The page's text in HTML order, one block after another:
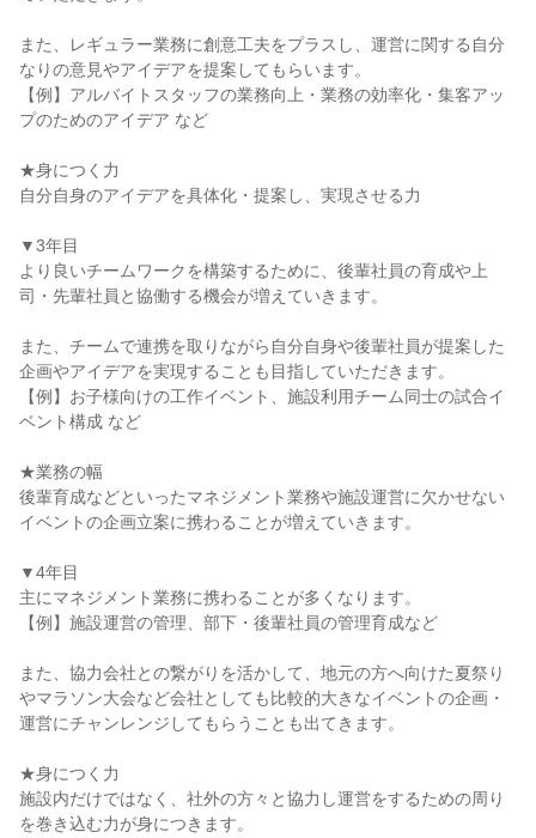
また、レギュラー業務に創意工夫をプラスし、運営に関する自分
なりの意見やアイデアを提案してもらいます。
【例】アルバイトスタッフの業務向上・業務の効率化・集客アッ
プのためのアイデア など
★身につく力
自分自身のアイデアを具体化・提案し、実現させる力
▼3年目
より良いチームワークを構築するために、後輩社員の育成や上
司・先輩社員と協働する機会が増えていきます。
また、チームで連携を取りながら自分自身や後輩社員が提案した
企画やアイデアを実現することも目指していただきます。
【例】お子様向けの工作イベント、施設利用チーム同士の試合イ
ベント構成 など
★業務の幅
後輩育成などといったマネジメント業務や施設運営に欠かせない
イベントの企画立案に携わることが増えていきます。
▼4年目
主にマネジメント業務に携わることが多くなります。
【例】施設運営の管理、部下・後輩社員の管理育成など
また、協力会社との繋がりを活かして、地元の方へ向けた夏祭り
やマラソン大会など会社としても比較的大きなイベントの企画・
運営にチャンレンジしてもらうことも出てきます。
★身につく力
施設内だけではなく、社外の方々と協力し運営をするための周り
を巻き込む力が身につきます。